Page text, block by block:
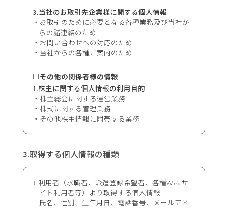
3.当社のお取引先企業様に関する個人情報
お取引のために必要となる各種業務及び当社か
らの諸連絡のため
お問い合わせへの対応のため
当社からの各種ご案内のため
□その他の関係者様の情報
1.株主に関する個人情報の利用目的
株主総会に関する運営業務
株式に関する管理業務
その他株主情報に附帯する業務
3.取得する個人情報の種類
利用者（求職者、派遣登録希望者、各種Webサ
イト利用者等）より取得する個人情報
氏名、性別、生年月日、電話番号、メールアド